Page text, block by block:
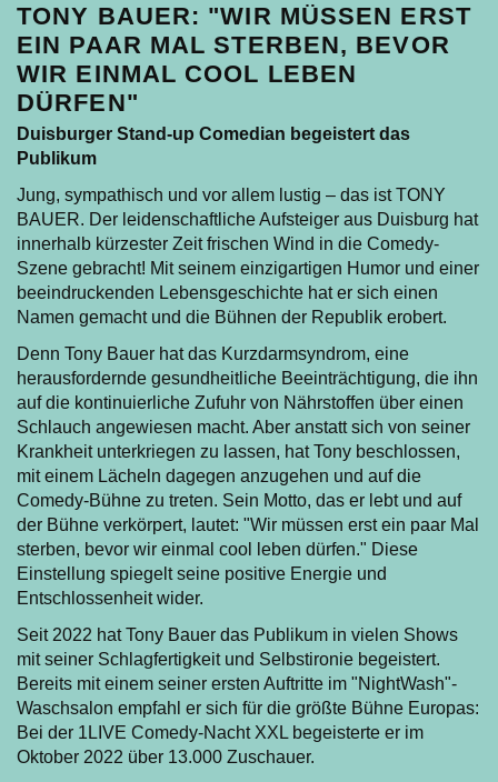
TONY BAUER: "WIR MÜSSEN ERST
EIN PAAR MAL STERBEN, BEVOR
WIR EINMAL COOL LEBEN
DÜRFEN"
Duisburger Stand-up Comedian begeistert das
Publikum
Jung, sympathisch und vor allem lustig – das ist TONY
BAUER. Der leidenschaftliche Aufsteiger aus Duisburg hat
innerhalb kürzester Zeit frischen Wind in die Comedy-
Szene gebracht! Mit seinem einzigartigen Humor und einer
beeindruckenden Lebensgeschichte hat er sich einen
Namen gemacht und die Bühnen der Republik erobert.
Denn Tony Bauer hat das Kurzdarmsyndrom, eine
herausfordernde gesundheitliche Beeinträchtigung, die ihn
auf die kontinuierliche Zufuhr von Nährstoffen über einen
Schlauch angewiesen macht. Aber anstatt sich von seiner
Krankheit unterkriegen zu lassen, hat Tony beschlossen,
mit einem Lächeln dagegen anzugehen und auf die
Comedy-Bühne zu treten. Sein Motto, das er lebt und auf
der Bühne verkörpert, lautet: "Wir müssen erst ein paar Mal
sterben, bevor wir einmal cool leben dürfen." Diese
Einstellung spiegelt seine positive Energie und
Entschlossenheit wider.
Seit 2022 hat Tony Bauer das Publikum in vielen Shows
mit seiner Schlagfertigkeit und Selbstironie begeistert.
Bereits mit einem seiner ersten Auftritte im "NightWash"-
Waschsalon empfahl er sich für die größte Bühne Europas:
Bei der 1LIVE Comedy-Nacht XXL begeisterte er im
Oktober 2022 über 13.000 Zuschauer.